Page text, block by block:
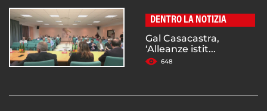
DENTRO LA NOTIZIA
Gal Casacastra,
‘Alleanze istit...
648